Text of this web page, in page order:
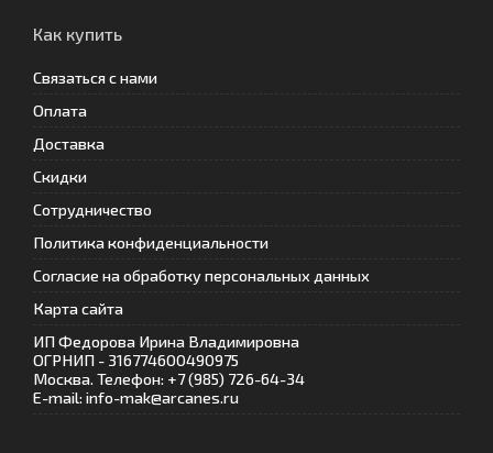
Как купить
Связаться с нами
Оплата
Доставка
Скидки
Сотрудничество
Политика конфиденциальности
Согласие на обработку персональных данных
Карта сайта
ИП Федорова Ирина Владимировна
ОГРНИП - 316774600490975
Москва. Телефон: +7 (985) 726-64-34
E-mail: info-mak@arcanes.ru